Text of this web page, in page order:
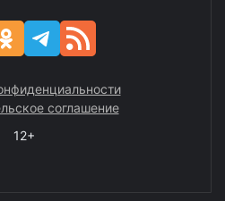
соглашение
12+